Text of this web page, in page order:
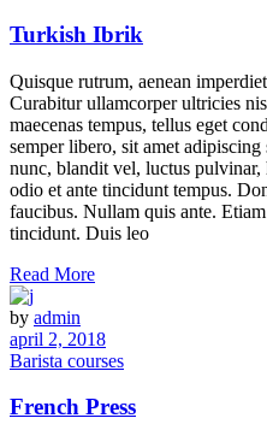
Turkish Ibrik
Quisque rutrum, aenean
Curabitur ullamcorper ultricies
maecenas tempus, tellus eget
semper libero, sit amet
nunc, blandit vel, luctus pulvinar,
odio et ante tincidunt tempus.
faucibus. Nullam quis ante.
tincidunt. Duis leo
Read More
by admin
april 2, 2018
Barista courses
French Press